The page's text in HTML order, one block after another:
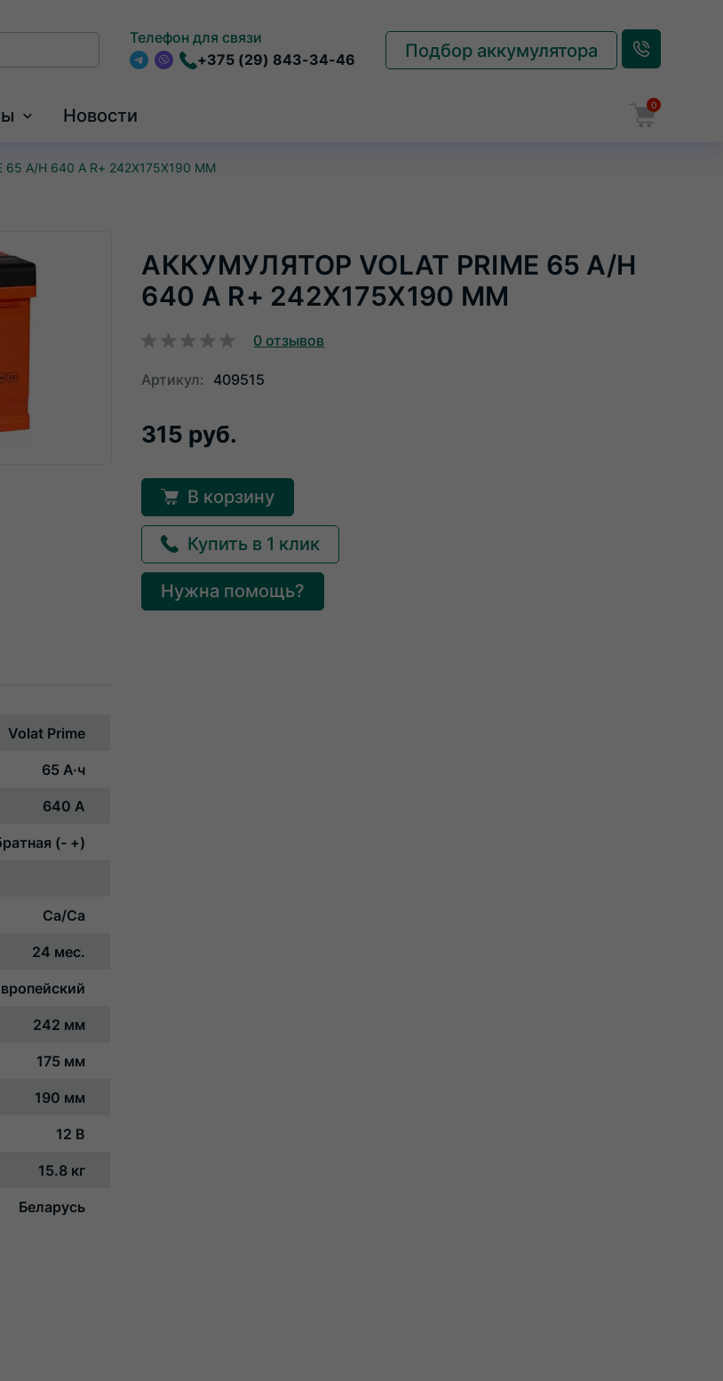
Телефон для связи
Telegram
Viber+375 (29) 843-34-46 Подбор аккумулятора
Новости Корзина
0
65 A/H 640 А R+ 242X175X190 ММ
АККУМУЛЯТОР VOLAT PRIME 65 A/H
640 А R+ 242X175X190 ММ
0 отзывов
Артикул: 409515
315 руб.
В корзину
Купить в 1 клик
Нужна помощь?
Volat Prime
65 А·ч
640 А
(- +)
Ca/Ca
24 мес.
242 мм
175 мм
190 мм
12 В
15.8 кг
Беларусь